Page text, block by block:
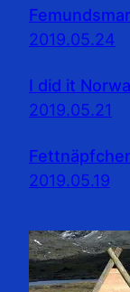
2019.05.24
I did it
2019.05.21
2019.05.19